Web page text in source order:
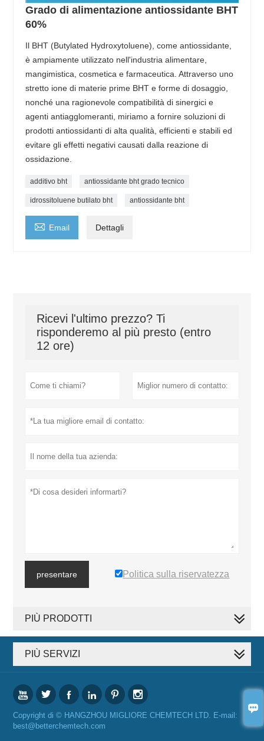

Grado di alimentazione antiossidante BHT
60%
Il BHT (Butylated Hydroxytoluene), come antiossidante,
è ampiamente utilizzato nell'industria alimentare,
mangimistica, cosmetica e farmaceutica. Attraverso uno
stretto ione di materie prime BHT e forme di dosaggio,
nonché una ragionevole compatibilità di sinergici e
agenti antiagglomeranti, miriamo a fornire soluzioni di
prodotti antiossidanti di alta qualità, efficienti e stabili ed
evitare gli effetti negativi causati dalla reazione di
ossidazione.
additivo bht antiossidante bht grado tecnico
idrossitoluene butilato bht antiossidante bht
 Email Dettagli
Ricevi l'ultimo prezzo? Ti
risponderemo al più presto (entro
12 ore)
presentare Politica sulla riservatezza
PIÙ PRODOTTI
PIÙ SERVIZI
     
Copyright di © HANGZHOU MIGLIORE CHEMTECH LTD. E-mail:
best@betterchemtech.com